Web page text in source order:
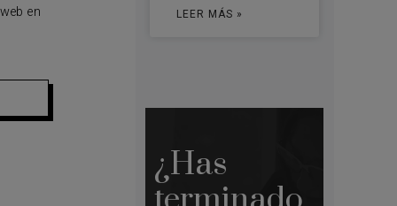
en LEER MÁS »
¿Has